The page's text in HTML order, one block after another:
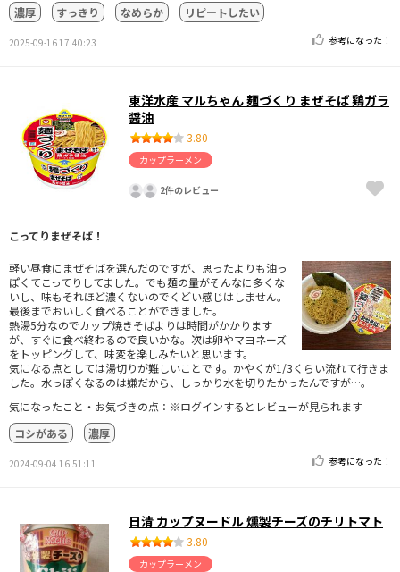
濃厚
すっきり なめらか リピートしたい
2025-09-16 17:40:23 参考になった！
東洋水産 マルちゃん 麺づくり まぜそば 鶏ガラ
醤油
3.80
カップラーメン
2件のレビュー
こってりまぜそば！
軽い昼食にまぜそばを選んだのですが、思ったよりも油っ
ぽくてこってりしてました。でも麺の量がそんなに多くな
いし、味もそれほど濃くないのでくどい感じはしません。
最後までおいしく食べることができました。
熱湯5分なのでカップ焼きそばよりは時間がかかります
が、すぐに食べ終わるので良いかな。次は卵やマヨネーズ
をトッピングして、味変を楽しみたいと思います。
気になる点としては湯切りが難しいことです。かやくが1/3くらい流れて行きま
した。水っぽくなるのは嫌だから、しっかり水を切りたかったんですが…。
気になったこと・お気づきの点：※ログインするとレビューが見られます
コシがある
濃厚
2024-09-04 16:51:11 参考になった！
日清 カップヌードル 燻製チーズのチリトマト
3.80
カップラーメン